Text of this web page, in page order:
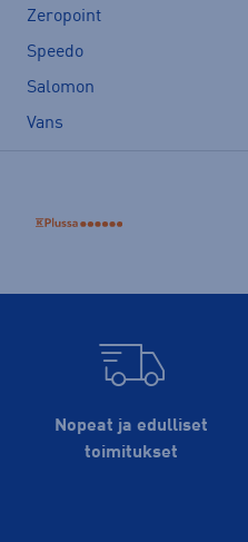
Zeropoint
Speedo
Salomon
Vans
Nopeat ja edulliset
toimitukset